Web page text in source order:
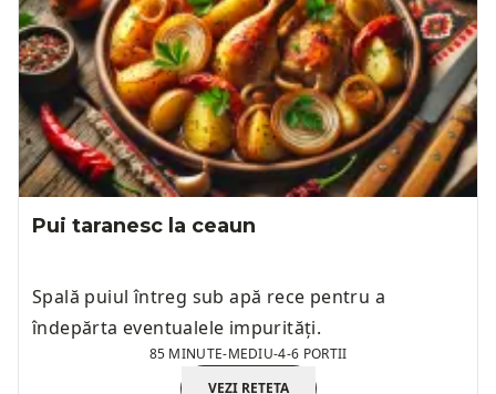
Pui taranesc la ceaun
Spală puiul întreg sub apă rece pentru a
îndepărta eventualele impurități.
85 MINUTE-MEDIU-4-6 PORTII
VEZI REȚETA